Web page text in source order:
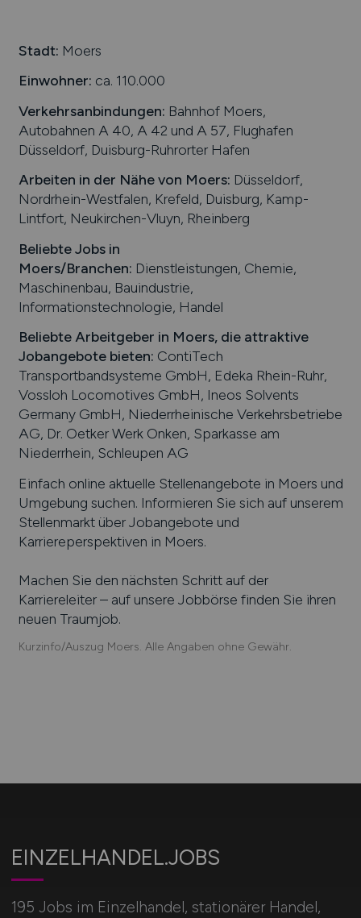
Stadt: Moers
Einwohner: ca. 110.000
Verkehrsanbindungen: Bahnhof Moers,
Autobahnen A 40, A 42 und A 57, Flughafen
Düsseldorf, Duisburg-Ruhrorter Hafen
Arbeiten in der Nähe von Moers: Düsseldorf,
Nordrhein-Westfalen, Krefeld, Duisburg, Kamp-
Lintfort, Neukirchen-Vluyn, Rheinberg
Beliebte Jobs in
Moers/Branchen: Dienstleistungen, Chemie,
Maschinenbau, Bauindustrie,
Informationstechnologie, Handel
Beliebte Arbeitgeber in Moers, die attraktive
Jobangebote bieten: ContiTech
Transportbandsysteme GmbH, Edeka Rhein-Ruhr,
Vossloh Locomotives GmbH, Ineos Solvents
Germany GmbH, Niederrheinische Verkehrsbetriebe
AG, Dr. Oetker Werk Onken, Sparkasse am
Niederrhein, Schleupen AG
Einfach online aktuelle Stellenangebote in Moers und
Umgebung suchen. Informieren Sie sich auf unserem
Stellenmarkt über Jobangebote und
Karriereperspektiven in Moers.
Machen Sie den nächsten Schritt auf der
Karriereleiter – auf unsere Jobbörse finden Sie ihren
neuen Traumjob.
Kurzinfo/Auszug Moers. Alle Angaben ohne Gewähr.
EINZELHANDEL.JOBS
195 Jobs im Einzelhandel, stationärer Handel,